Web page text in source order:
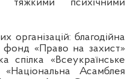
тяжкими психічними
організацій: благодійна
фонд «Право на захист»
спілка «Всеукраїнське
Асамблея